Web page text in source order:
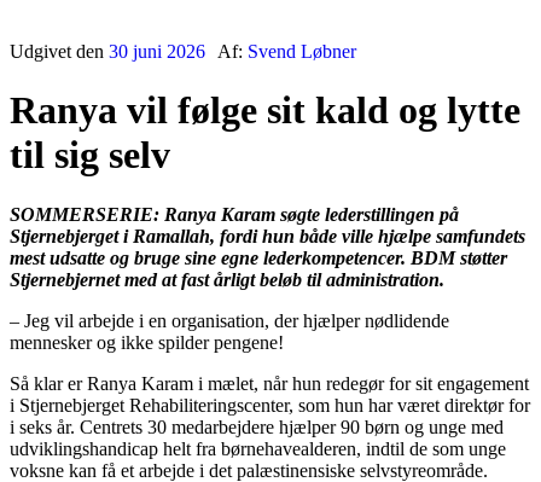
Udgivet den 30 juni 2026 Af: Svend Løbner
Ranya vil følge sit kald og lytte
til sig selv
SOMMERSERIE: Ranya Karam søgte lederstillingen på
Stjernebjerget i Ramallah, fordi hun både ville hjælpe samfundets
mest udsatte og bruge sine egne lederkompetencer. BDM støtter
Stjernebjernet med at fast årligt beløb til administration.
– Jeg vil arbejde i en organisation, der hjælper nødlidende
mennesker og ikke spilder pengene!
Så klar er Ranya Karam i mælet, når hun redegør for sit engagement
i Stjernebjerget Rehabiliteringscenter, som hun har været direktør for
i seks år. Centrets 30 medarbejdere hjælper 90 børn og unge med
udviklingshandicap helt fra børnehavealderen, indtil de som unge
voksne kan få et arbejde i det palæstinensiske selvstyreområde.